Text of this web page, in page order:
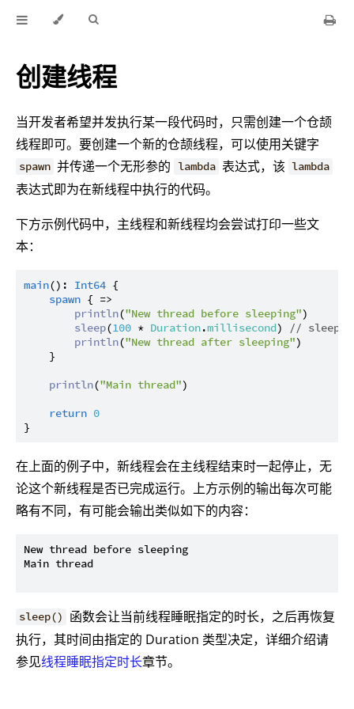
创建线程
当开发者希望并发执行某一段代码时，只需创建一个仓颉
线程即可。要创建一个新的仓颉线程，可以使用关键字
spawn 并传递一个无形参的 lambda 表达式，该 lambda
表达式即为在新线程中执行的代码。
下方示例代码中，主线程和新线程均会尝试打印一些文
本：
main(): Int64 {
spawn { =>
println("New thread before sleeping")
sleep(100 * Duration.millisecond)
// sleep
println("New thread after sleeping")
    }
println("Main thread")
return 0
在上面的例子中，新线程会在主线程结束时一起停止，无
论这个新线程是否已完成运行。上方示例的输出每次可能
略有不同，有可能会输出类似如下的内容：
New thread before sleeping
Main thread
sleep()
函数会让当前线程睡眠指定的时长，之后再恢复
执行，其时间由指定的 Duration 类型决定，详细介绍请
参见线程睡眠指定时长章节。